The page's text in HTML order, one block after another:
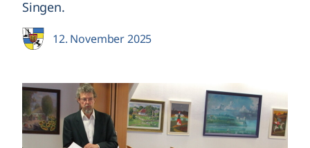
Singen.
12. November 2025